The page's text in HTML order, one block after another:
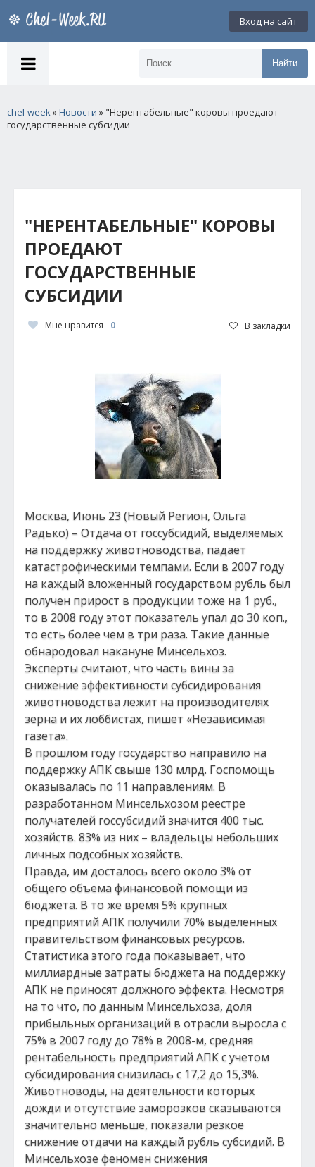
Вход на сайт
Найти
chel-week»Новости » "Нерентабельные" коровы проедают
государственные субсидии
"НЕРЕНТАБЕЛЬНЫЕ" КОРОВЫ
ПРОЕДАЮТ
ГОСУДАРСТВЕННЫЕ
СУБСИДИИ
Мне нравится 0 В закладки
Москва, Июнь 23 (Новый Регион, Ольга
Радько) – Отдача от госсубсидий, выделяемых
на поддержку животноводства, падает
катастрофическими темпами. Если в 2007 году
на каждый вложенный государством рубль был
получен прирост в продукции тоже на 1 руб.,
то в 2008 году этот показатель упал до 30 коп.,
то есть более чем в три раза. Такие данные
обнародовал накануне Минсельхоз.
Эксперты считают, что часть вины за
снижение эффективности субсидирования
животноводства лежит на производителях
зерна и их лоббистах, пишет «Независимая
газета».
В прошлом году государство направило на
поддержку АПК свыше 130 млрд. Госпомощь
оказывалась по 11 направлениям. В
разработанном Минсельхозом реестре
получателей госсубсидий значится 400 тыс.
хозяйств. 83% из них – владельцы небольших
личных подсобных хозяйств.
Правда, им досталось всего около 3% от
общего объема финансовой помощи из
бюджета. В то же время 5% крупных
предприятий АПК получили 70% выделенных
правительством финансовых ресурсов.
Статистика этого года показывает, что
миллиардные затраты бюджета на поддержку
АПК не приносят должного эффекта. Несмотря
на то что, по данным Минсельхоза, доля
прибыльных организаций в отрасли выросла с
75% в 2007 году до 78% в 2008-м, средняя
рентабельность предприятий АПК с учетом
субсидирования снизилась с 17,2 до 15,3%.
Животноводы, на деятельности которых
дожди и отсутствие заморозков сказываются
значительно меньше, показали резкое
снижение отдачи на каждый рубль субсидий. В
Минсельхозе феномен снижения